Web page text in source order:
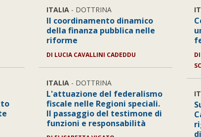
ITALIA - DOTTRINA
Il coordinamento dinamico
della finanza pubblica nelle
riforme
DI LUCIA CAVALLINI CADEDDU
ITALIA - DOTTRINA
L'attuazione del federalismo
fiscale nelle Regioni speciali.
Il passaggio del testimone di
funzioni e responsabilità